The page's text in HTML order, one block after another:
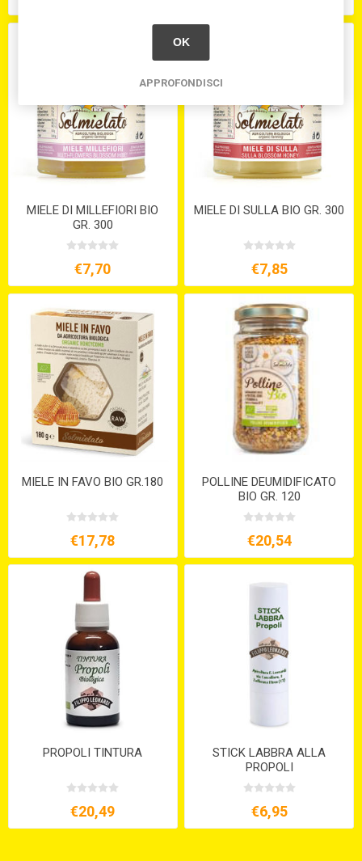
MIELE DI MILLEFIORI BIO
GR. 300
€7,70
MIELE DI SULLA BIO GR. 300
€7,85
MIELE IN FAVO BIO GR.180
€17,78
POLLINE DEUMIDIFICATO
BIO GR. 120
€20,54
PROPOLI TINTURA
€20,49
STICK LABBRA ALLA
PROPOLI
€6,95
OK
APPROFONDISCI